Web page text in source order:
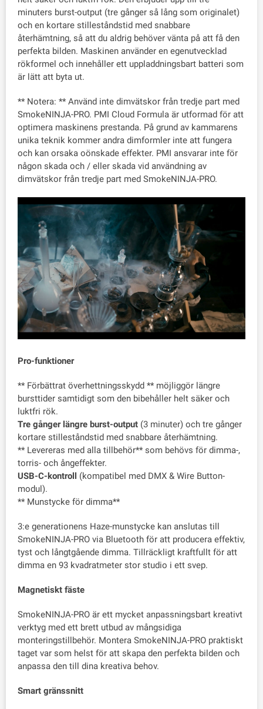
minuters burst-output (tre gånger så lång som originalet)
och en kortare stilleståndstid med snabbare
återhämtning, så att du aldrig behöver vänta på att få den
perfekta bilden. Maskinen använder en egenutvecklad
rökformel och innehåller ett uppladdningsbart batteri som
är lätt att byta ut.
** Notera: ** Använd inte dimvätskor från tredje part med
SmokeNINJA-PRO. PMI Cloud Formula är utformad för att
optimera maskinens prestanda. På grund av kammarens
unika teknik kommer andra dimformler inte att fungera
och kan orsaka oönskade effekter. PMI ansvarar inte för
någon skada och / eller skada vid användning av
dimvätskor från tredje part med SmokeNINJA-PRO.
Pro-funktioner
** Förbättrat överhettningsskydd ** möjliggör längre
bursttider samtidigt som den bibehåller helt säker och
luktfri rök.
Tre gånger längre burst-output (3 minuter) och tre gånger
kortare stilleståndstid med snabbare återhämtning.
** Levereras med alla tillbehör** som behövs för dimma-,
torris- och ångeffekter.
USB-C-kontroll
(kompatibel med DMX & Wire Button-
modul).
** Munstycke för dimma**
3:e generationens Haze-munstycke kan anslutas till
SmokeNINJA-PRO via Bluetooth för att producera effektiv,
tyst och långtgående dimma. Tillräckligt kraftfullt för att
dimma en 93 kvadratmeter stor studio i ett svep.
Magnetiskt fäste
SmokeNINJA-PRO är ett mycket anpassningsbart kreativt
verktyg med ett brett utbud av mångsidiga
monteringstillbehör. Montera SmokeNINJA-PRO praktiskt
taget var som helst för att skapa den perfekta bilden och
anpassa den till dina kreativa behov.
Smart gränssnitt